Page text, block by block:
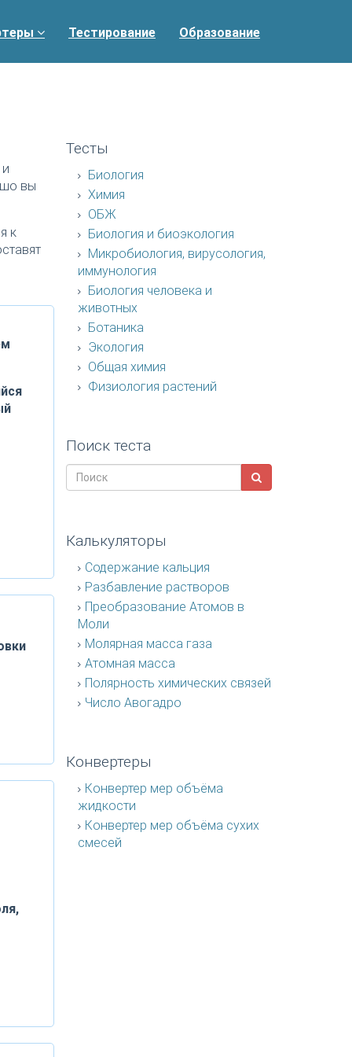
Тестирование Образование
вы
к
Тесты
Биология
Химия
ОБЖ
Биология и биоэкология
Микробиология, вирусология,
иммунология
Биология человека и
животных
Ботаника
Экология
Общая химия
Физиология растений
Поиск теста
Калькуляторы
Содержание кальция
Разбавление растворов
Преобразование Атомов в
Моли
Молярная масса газа
Атомная масса
Полярность химических связей
Число Авогадро
Конвертеры
Конвертер мер объёма
жидкости
Конвертер мер объёма сухих
смесей